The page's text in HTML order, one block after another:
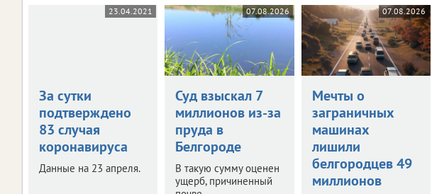
23.04.2021
За сутки
подтверждено
83 случая
коронавируса
Данные на 23 апреля.
07.08.2026
Суд взыскал 7
миллионов из-за
пруда в
Белгороде
В такую сумму оценен
ущерб, причиненный
07.08.2026
Мечты о
заграничных
машинах
лишили
белгородцев 49
миллионов